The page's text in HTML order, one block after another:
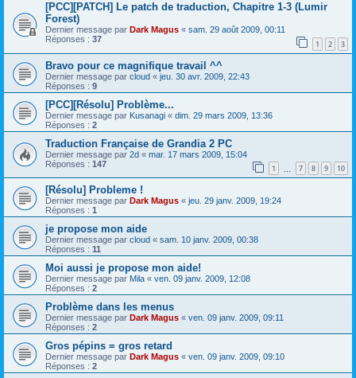
[PCC][PATCH] Le patch de traduction, Chapitre 1-3 (Lumir
Forest)
Dernier message par Dark Magus « sam. 29 août 2009, 00:11
Réponses : 37 1 2 3
Bravo pour ce magnifique travail ^^
Dernier message par cloud « jeu. 30 avr. 2009, 22:43
Réponses : 9
[PCC][Résolu] Problème...
Dernier message par Kusanagi « dim. 29 mars 2009, 13:36
Réponses : 2
Traduction Française de Grandia 2 PC
Dernier message par 2d « mar. 17 mars 2009, 15:04
Réponses : 147 1 7 8 9 10
[Résolu] Probleme !
Dernier message par Dark Magus « jeu. 29 janv. 2009, 19:24
Réponses : 1
je propose mon aide
Dernier message par cloud « sam. 10 janv. 2009, 00:38
Réponses : 11
Moi aussi je propose mon aide!
Dernier message par Mila « ven. 09 janv. 2009, 12:08
Réponses : 2
Problème dans les menus
Dernier message par Dark Magus « ven. 09 janv. 2009, 09:11
Réponses : 2
Gros pépins = gros retard
Dernier message par Dark Magus « ven. 09 janv. 2009, 09:10
Réponses : 2